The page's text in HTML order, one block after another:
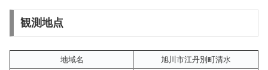
観測地点
地域名
旭川市江丹別町清水